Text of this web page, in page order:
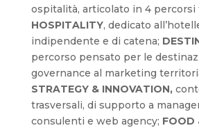
ospitalità, articolato in 4 percorsi
HOSPITALITY, dedicato
indipendente e di catena;
percorso pensato per le
governance al marketing
STRATEGY & INNOVATION,
trasversali, di supporto a
consulenti e web agency; FOOD